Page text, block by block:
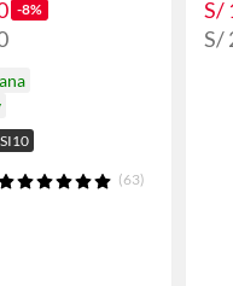
-8%
(63)
S/
S/